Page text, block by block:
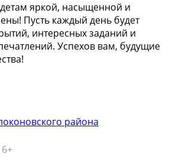
яркой, насыщенной и
Пусть каждый день будет
интересных заданий и
Успехов вам, будущие
района